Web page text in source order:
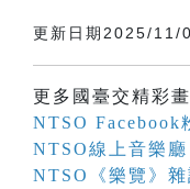
更新日期2025/11/
更多國臺交精彩
NTSO Facebook
NTSO線上音樂廳
NTSO《樂覽》雜